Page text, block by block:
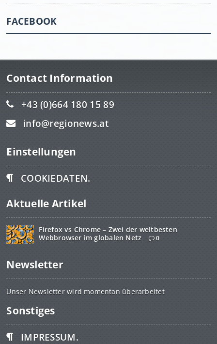
FACEBOOK
Contact Information
+43 (0)664 180 15 89
info@regionews.at
Einstellungen
COOKIEDATEN.
Aktuelle Artikel
Firefox vs Chrome – Zwei der weltbesten
Webbrowser im globalen Netz
0
Newsletter
Unser Newsletter wird momentan überarbeitet
Sonstiges
IMPRESSUM.